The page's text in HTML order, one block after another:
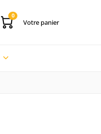
0
Votre panier